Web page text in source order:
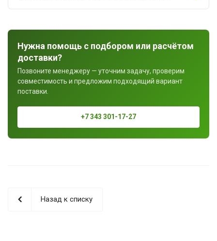
Нужна помощь с подбором или расчётом
доставки?
Позвоните менеджеру — уточним задачу, проверим
совместимость и предложим подходящий вариант
поставки.
+7 343 301-17-27
Назад к списку